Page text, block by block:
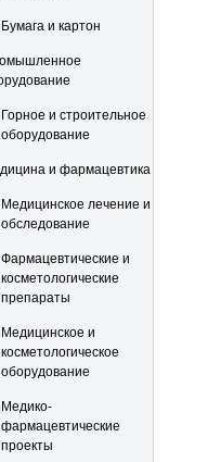
Бумага и картон
Горное и строительное
оборудование
и фармацевтика
Медицинское лечение и
обследование
Фармацевтические и
косметологические
препараты
Медицинское и
косметологическое
оборудование
Медико-
фармацевтические
проекты